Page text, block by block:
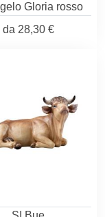
Gloria rosso
da 28,30 €